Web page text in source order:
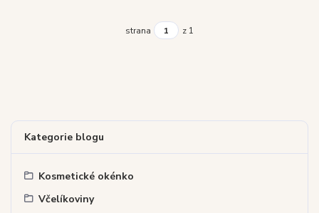
Kategorie blogu
Kosmetické okénko
Včelíkoviny
strana z 1